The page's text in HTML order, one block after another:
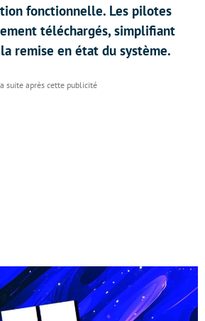
fonctionnelle. Les pilotes
téléchargés, simplifiant
remise en état du système.